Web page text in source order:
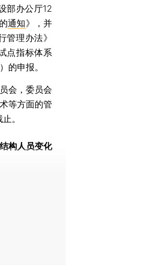
部办公厅12
通知》，并
管理办法》
点指标体系
的申报。
会，委员会
等方面的管
。
构人员变化